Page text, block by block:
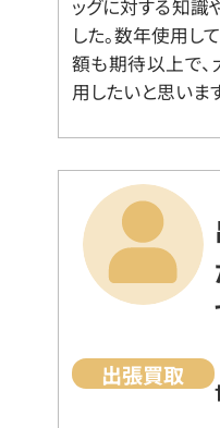
ッグに対する知識
した。数年使用し
額も期待以上で、
用したいと思いま
出張買取